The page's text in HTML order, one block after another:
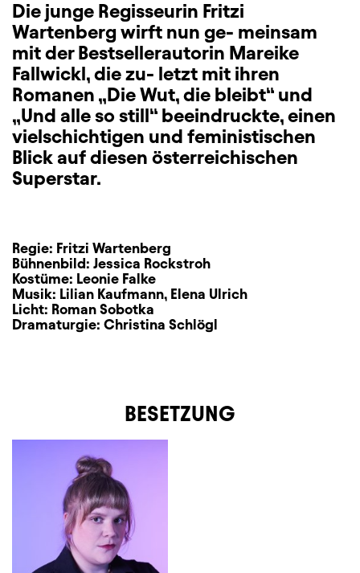
Die junge Regisseurin Fritzi
Wartenberg wirft nun ge- meinsam
mit der Bestsellerautorin Mareike
Fallwickl, die zu- letzt mit ihren
Romanen „Die Wut, die bleibt“ und
„Und alle so still“ beeindruckte, einen
vielschichtigen und feministischen
Blick auf diesen österreichischen
Superstar.
Regie: Fritzi Wartenberg
Bühnenbild: Jessica Rockstroh
Kostüme: Leonie Falke
Musik: Lilian Kaufmann, Elena Ulrich
Licht: Roman Sobotka
Dramaturgie: Christina Schlögl
BESETZUNG